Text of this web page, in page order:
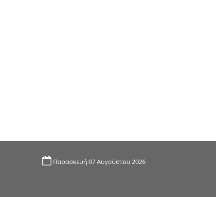
Παρασκευή 07 Αυγούστου 2026